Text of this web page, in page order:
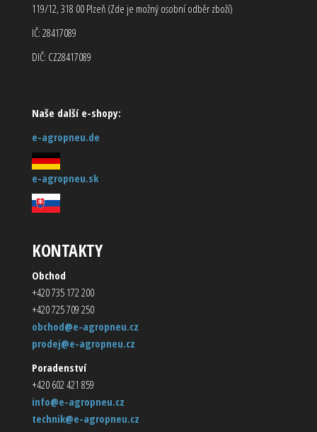
119/12, 318 00 Plzeň (Zde je možný osobní odběr zboží)
IČ: 28417089
DIČ: CZ28417089
Naše další e-shopy:
e-agropneu.de
e-agropneu.sk
KONTAKTY
Obchod
+420 735 172 200
+420 725 709 250
obchod@e-agropneu.cz
prodej@e-agropneu.cz
Poradenství
+420 602 421 859
info@e-agropneu.cz
technik@e-agropneu.cz